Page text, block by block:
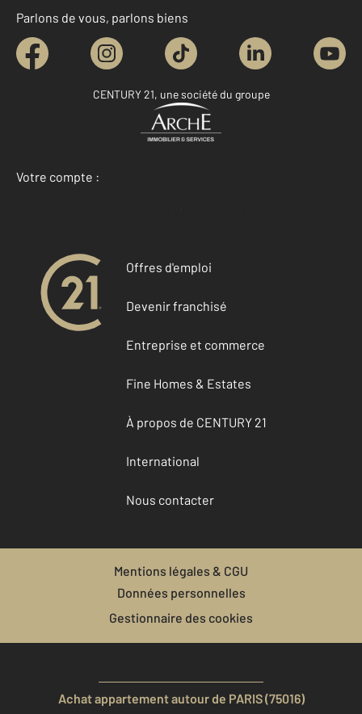
Parlons de vous, parlons biens
CENTURY 21, une société du groupe
Votre compte :
Accéder à mon compte
Offres d'emploi
Devenir franchisé
Entreprise et commerce
Fine Homes & Estates
À propos de CENTURY 21
International
Nous contacter
Mentions légales & CGU
Données personnelles
Gestionnaire des cookies
Achat appartement autour de PARIS (75016)